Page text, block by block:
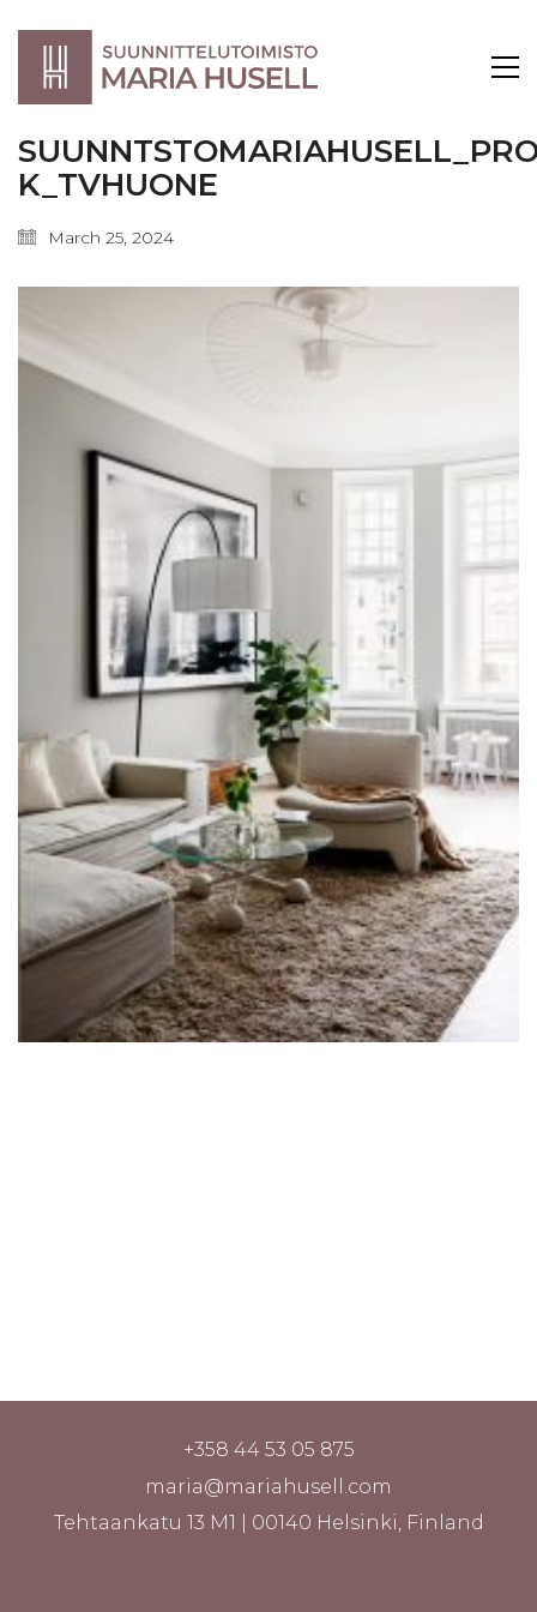
K_TVHUONE
March 25, 2024
+358 44 53 05 875
maria@mariahusell.com
Tehtaankatu 13 M1 | 00140 Helsinki, Finland